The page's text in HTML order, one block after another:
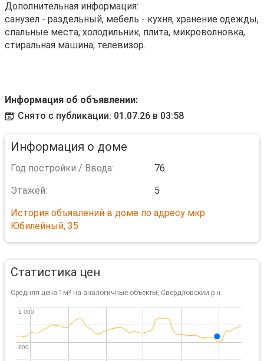
Дополнительная информация:
санузел - раздельный, мебель - кухня, хранение одежды,
спальные места, холодильник, плита, микроволновка,
стиральная машина, телевизор.
Информация об объявлении:
Снято с публикации: 01.07.26 в 03:58
Информация о доме
Год постройки / Ввода:
76
Этажей:
5
История объявлений в доме по адресу мкр.
Юбилейный, 35
Статистика цен
Средняя цена 1м² на аналогичные объекты, Свердловский р-н
800
800
1 000
1 000